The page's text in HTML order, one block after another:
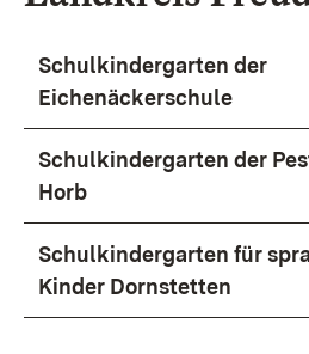
Schulkindergarten der
Eichenäckerschule
Schulkindergarten der
Horb
Schulkindergarten für
Kinder Dornstetten